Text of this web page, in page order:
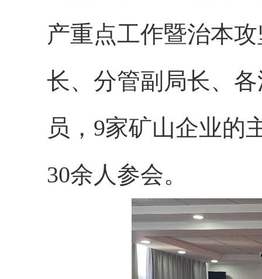
产重点工作暨治本
长、分管副局长、
员， 9家矿山企业的
30余人参会。